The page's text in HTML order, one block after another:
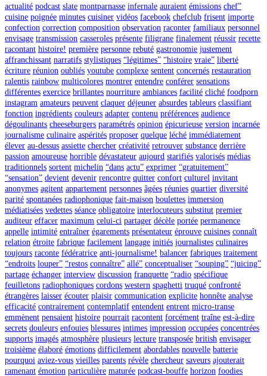
actualité podcast slate montparnasse infernale auraient émissions chef”
cuisine poignée minutes cuisiner vidéos facebook chefclub frisent importe
confection correction composition observation raconter familiaux personnel
envisage transmission casseroles présente filigrane finalement réussir recette
racontant histoire! première personne rebuté gastronomie justement
affranchissant narratifs stylistiques “légitimes” “histoire vraie” liberté
écriture réunion oubliés youtube complexe sentent concernés restauration
ralentis rainbow multicolores montrer entendre conférer sensations
différentes exercice brillantes nourriture ambiances facilité cliché foodporn
instagram amateurs peuvent claquer déjeuner absurdes tableurs classifiant
fonction ingrédients couleurs adapter contenu préférences audience
dégoulinants cheeseburgers paramétrés opinion épicurieuse version incarnée
journalisme culinaire aspérités proposer quelque léché immédiatement
élever au-dessus assiette chercher créativité retrouver substance derrière
passion amoureuse horrible dévastateur aujourd starifiés valorisés médias
traditionnels sortent michelin “dans actu” exprimer “gratuitement”
“sensation” devient devenir rencontre quitter confort culturel invitant
anonymes agitent appartement personnes âgées réunies quartier diversité
parité spontanées radiophonique fait-maison boulettes immersion
médiatisées vedettes séance obligatoire interlocuteurs substitut premier
auditeur effacer maximum celui-ci partager décèle portée permanence
appelle intimité entraîner égarements présentateur éprouve cuisines connaît
relation étroite fabrique facilement langage initiés journalistes culinaires
toujours raconte fédératrice anti-journalisme! balancer fabriques traitement
“endroits louper” “restos connaître” allé” conceptualiser “souping” “juicing”
partage échanger interview discussion franquette “radio spécifique
feuilletons radiophoniques cordons western spaghetti truqué confronté
étrangères laisser écouter plaisir communication explicite honnête analyse
efficacité contrairement contemplatif entendent entrent micro-transe
emmènent pensaient histoire pourrait racontent forcément traîne est-à-dire
secrets douleurs enfouies blessures intimes impression occupées concentrées
supports imagés atmosphère plusieurs lecture transposée british envisager
troisième élaboré émotions difficilement abordables nouvelle batterie
pourquoi aviez-vous vieilles parents révèle chercheur saveurs ajouterait
ramenant émotion particulière maturée podcast-bouffe horizon foodies